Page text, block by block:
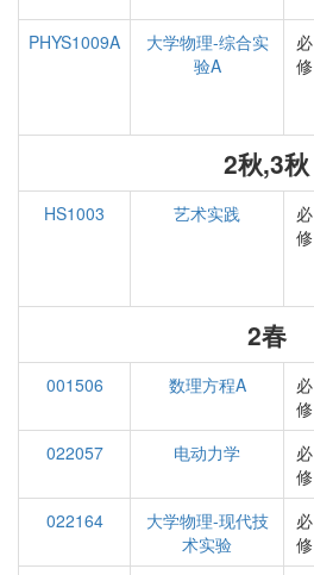
PHYS1009A
大学物理-综合实
验A
必
修
2秋,3秋
HS1003 艺术实践
必
修
2春
001506 数理方程A
必
修
022057
电动力学
必
修
022164
大学物理-现代技
术实验
必
修